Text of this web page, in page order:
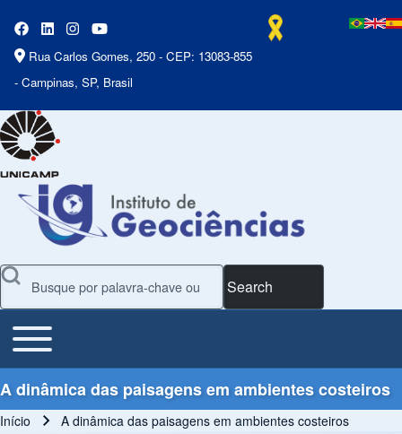
Rua Carlos Gomes, 250 - CEP: 13083-855
- Campinas, SP, Brasil
Search
Main Menu
Toggle main menu
A dinâmica das paisagens em ambientes costeiros
Início A dinâmica das paisagens em ambientes costeiros